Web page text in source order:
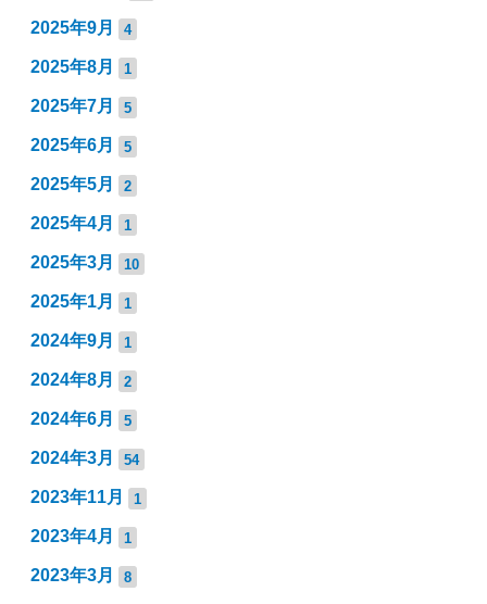
2025年9月 4
2025年8月 1
2025年7月 5
2025年6月 5
2025年5月 2
2025年4月 1
2025年3月 10
2025年1月 1
2024年9月 1
2024年8月 2
2024年6月 5
2024年3月 54
2023年11月 1
2023年4月 1
2023年3月 8